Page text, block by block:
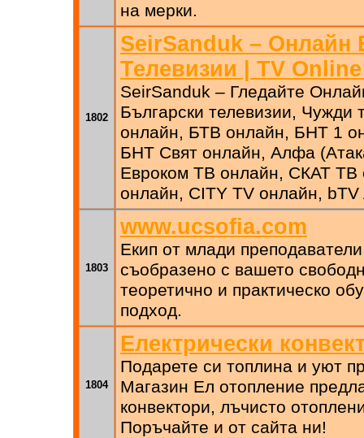
на мерки.
1802
SeirSanduk – Онлайн
Телевизии | TV
SeirSanduk – Гледайте
Български телевизии,
онлайн, БТВ онлайн, БНТ 1
БНТ Свят онлайн, Алфа
Евроком ТВ онлайн, СКАТ ТВ
онлайн, CITY TV онлайн, bTV
1803
www.ucsofia.com
Екип от млади
съобразено с вашето
теоретично и практическо
подход.
1804
Електрически
Подарете си топлина и уют
Магазин Ел отопление
конвектори, лъчисто
Поръчайте и от сайта ни!